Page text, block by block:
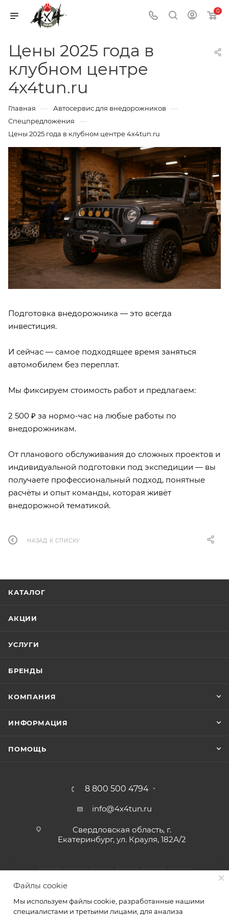
0
Цены 2025 года в
клубном центре
4x4tun.ru
Главная — Автосервис для внедорожников —
Спецпредложения —
Цены 2025 года в клубном центре 4x4tun.ru
Подготовка внедорожника — это всегда
инвестиция.
И сейчас — самое подходящее время заняться
автомобилем без переплат.
Мы фиксируем стоимость работ и предлагаем:
2 500 ₽ за нормо-час на любые работы по
внедорожникам.
От планового обслуживания до сложных проектов и
индивидуальной подготовки под экспедиции — вы
получаете профессиональный подход, понятные
расчёты и опыт команды, которая живёт
внедорожной тематикой.
НАЗАД К СПИСКУ
КАТАЛОГ
АКЦИИ
УСЛУГИ
БРЕНДЫ
КОМПАНИЯ
ИНФОРМАЦИЯ
ПОМОЩЬ
8 800 500 4794
info@4x4tun.ru
Свердловская область, г.
Екатеринбург, ул. Крауля, 182А/2
Файлы cookie
Мы используем файлы cookie, разработанные нашими
специалистами и третьими лицами, для анализа